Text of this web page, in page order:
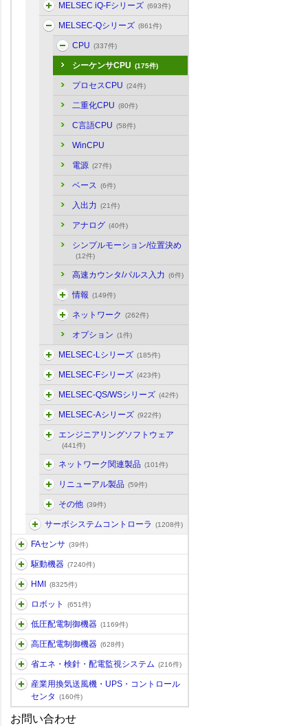
MELSEC iQ-Fシリーズ (693件)
MELSEC-Qシリーズ (861件)
CPU (337件)
シーケンサCPU (175件)
プロセスCPU (24件)
二重化CPU (80件)
C言語CPU (58件)
WinCPU
電源 (27件)
ベース (6件)
入出力 (21件)
アナログ (40件)
シンプルモーション/位置決め
(12件)
高速カウンタ/パルス入力 (6件)
情報 (149件)
ネットワーク (262件)
オプション (1件)
MELSEC-Lシリーズ (185件)
MELSEC-Fシリーズ (423件)
MELSEC-QS/WSシリーズ (42件)
MELSEC-Aシリーズ (922件)
エンジニアリングソフトウェア
(441件)
ネットワーク関連製品 (101件)
リニューアル製品 (59件)
その他 (39件)
サーボシステムコントローラ (1208件)
FAセンサ (39件)
駆動機器 (7240件)
HMI (8325件)
ロボット (651件)
低圧配電制御機器 (1169件)
高圧配電制御機器 (628件)
省エネ・検針・配電監視システム (216件)
産業用換気送風機・UPS・コントロール
センタ
(160件)
お問い合わせ